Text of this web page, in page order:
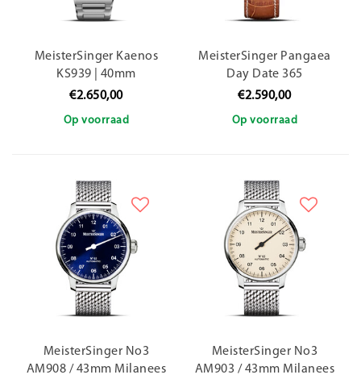
MeisterSinger Kaenos
KS939 | 40mm
€2.650,00
Op voorraad
MeisterSinger Pangaea
Day Date 365
PDD365901 / 40mm
€2.590,00
Op voorraad
MeisterSinger No3
AM908 / 43mm Milanees
MeisterSinger No3
AM903 / 43mm Milanees